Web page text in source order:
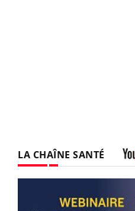
LA CHAÎNE SANTÉ